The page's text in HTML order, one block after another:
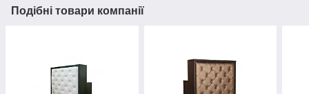
Подібні товари компанії